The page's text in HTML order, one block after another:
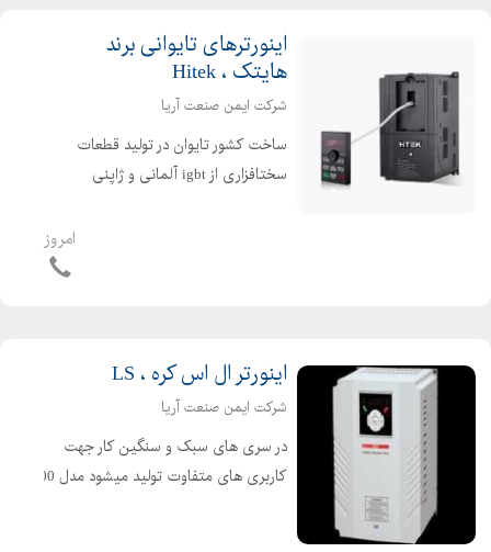
اینورترهای تایوانی برند
هایتک ، Hitek
شرکت ایمن صنعت آریا
ساخت کشور تایوان در تولید قطعات
سختافزاری از igbt آلمانی و ژاپنی
برخوردار است. از توان ۰,۷۵ کیلووات تا
۱۰۰۰ کیلووات ورودی های تکفاز و ورودی
امروز
اینورتر ال اس کره ، LS
شرکت ایمن صنعت آریا
در سری های سبک و سنگین کار جهت
کاربری های متفاوت تولید میشود مدل g100